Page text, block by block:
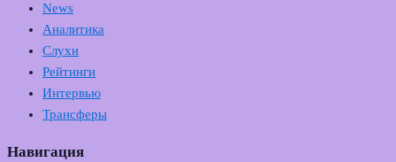
News
Аналитика
Слухи
Рейтинги
Интервью
Трансферы
Навигация